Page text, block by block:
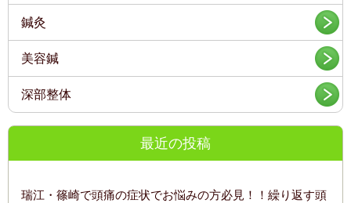
鍼灸
美容鍼
深部整体
最近の投稿
瑞江・篠崎で頭痛の症状でお悩みの方必見！！繰り返す頭